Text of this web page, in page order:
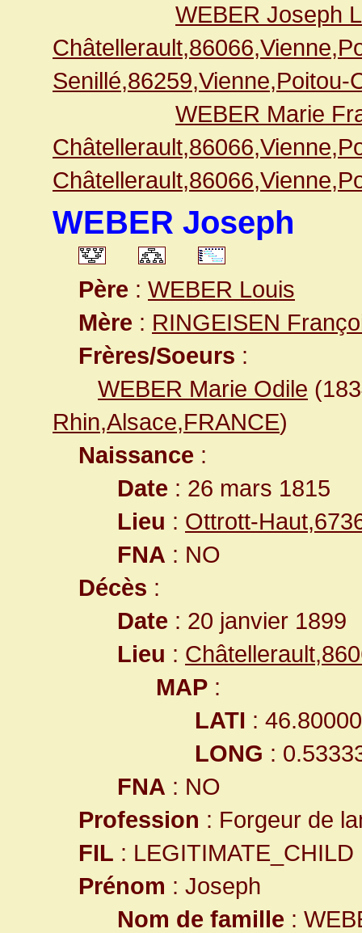
WEBER Joseph
Senillé,86259,Vienne,Poitou-
WEBER Marie
WEBER Joseph
Père : WEBER Louis
Mère : RINGEISEN
Frères/Soeurs :
WEBER Marie Odile
Rhin,Alsace,FRANCE)
Naissance :
Date : 26 mars 1815
Lieu : Ottrott-
FNA : NO
Décès :
Date : 20 janvier 1899
Lieu :
MAP :
LATI :
LONG :
FNA : NO
Profession : Forgeur de
FIL : LEGITIMATE_CHILD
Prénom : Joseph
Nom de famille :